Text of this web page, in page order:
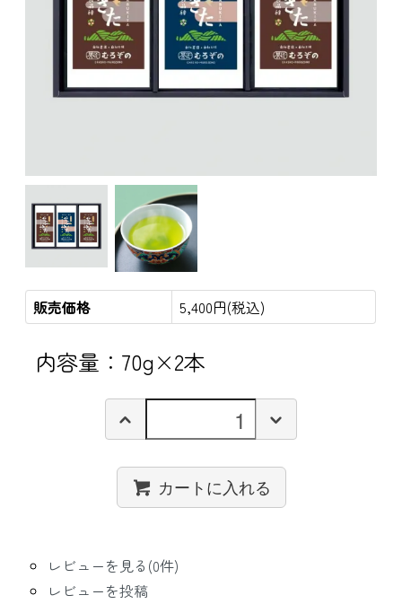
販売価格 5,400円(税込)
内容量：70g×2本
カートに入れる
レビューを見る(0件)
レビューを投稿